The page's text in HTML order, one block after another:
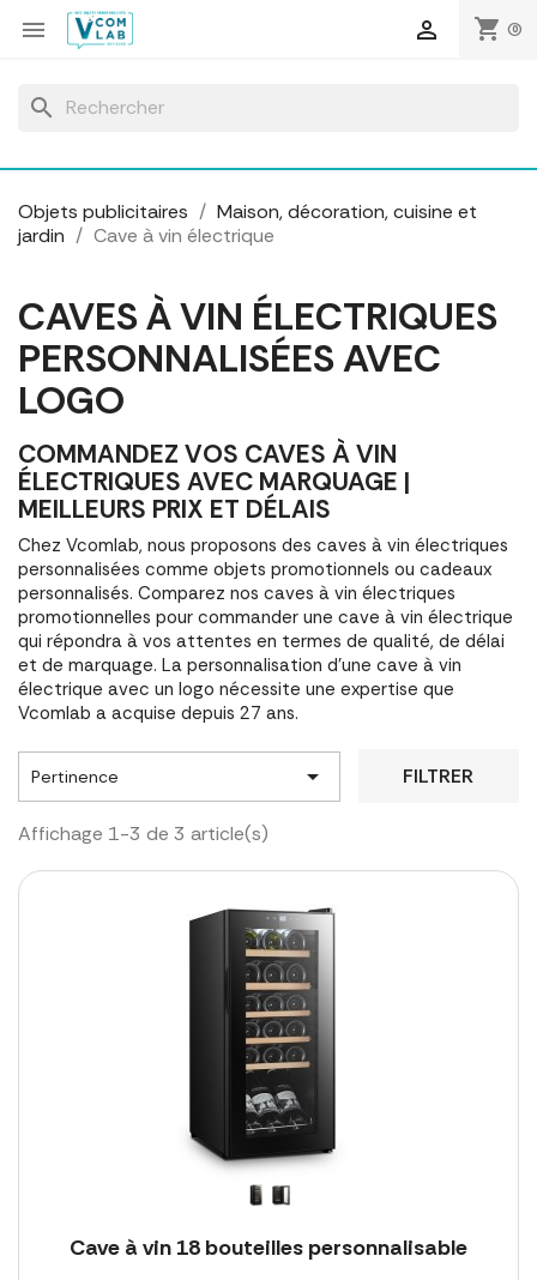
 shopping_cart (0)

search
Objets publicitaires
Maison, décoration, cuisine et
jardin
Cave à vin électrique
CAVES À VIN ÉLECTRIQUES
PERSONNALISÉES AVEC
LOGO
COMMANDEZ VOS CAVES À VIN
ÉLECTRIQUES AVEC MARQUAGE |
MEILLEURS PRIX ET DÉLAIS
Chez Vcomlab, nous proposons des caves à vin électriques
personnalisées comme objets promotionnels ou cadeaux
personnalisés. Comparez nos caves à vin électriques
promotionnelles pour commander une cave à vin électrique
qui répondra à vos attentes en termes de qualité, de délai
et de marquage. La personnalisation d'une cave à vin
électrique avec un logo nécessite une expertise que
Vcomlab a acquise depuis 27 ans.
Pertinence  FILTRER
Affichage 1-3 de 3 article(s)
Cave à vin 18 bouteilles personnalisable
Panneau de gestion des cookies